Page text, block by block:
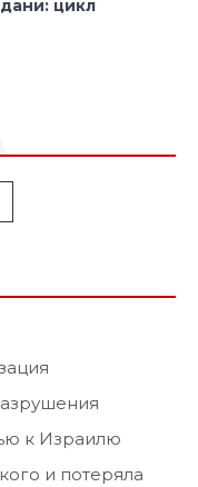
цикл
к Израилю
и потеряла